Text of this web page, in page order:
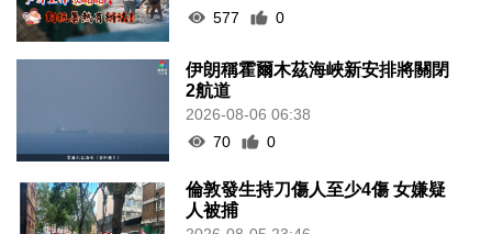
577
0
伊朗稱霍爾木茲海峽新安排將關閉
2航道
2026-08-06 06:38
70
0
倫敦發生持刀傷人至少4傷 女嫌疑
人被捕